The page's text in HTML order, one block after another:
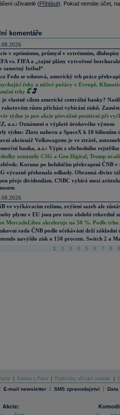
uživatelé (Přihlásit). Pokud nemáte účet,
komentáře
v optimismu, průmysl v extrémním,
vs. FIFA a „tajné plány vytvořené
samotný fotbal“
Fedu se odsouvá, americký trh práce
řeky a ničivé požáry v Evropě.
trhy
je vlastně cílem americké centrální banky?
raketovém růstu přichází vybírání zisků.
týdne je pro akcie převážně pozitivní při
a.s.: Oznámení o výplatě úrokového výnosu
týdne: Zlato nahoru a SpaceX k 10 bilionům
akcionář Volkswagenu je ve ztrátě,
banka, a.s.: Výpis z obchodního rejstříku
oznámily CSG a Gen Digital, Trump
Koruna po holubičím překvapení ČNB v
výrazně překonala odhady. Obranná divize
přeje dividendám. CNBC vybírá mezi
ve vyčkávacím režimu, zvýšení sazeb ale
plynu v EU jsou pro toto období rekordně
MercadoLibre akceleruje na 50 %. Podle trhu
rada ČNB podle očekávání drží základní
navýšilo zisk o 150 procent. Switch 2 a
1 2 3 4 5 6 7 8 9
Kariéra v Patrii Podmínky užívání stránek
E-mail newsletter | SMS zpravodajství | Data
Akcie: